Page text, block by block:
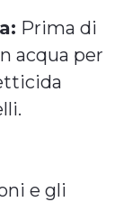
Prima di
acqua per
e gli